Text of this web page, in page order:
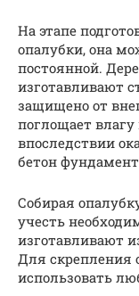
На этапе
опалубки, она
постоянной.
изготавливают
защищено от
поглощает
впоследствии
бетон
Собирая
учесть
изготавливают
Для скрепления
использовать